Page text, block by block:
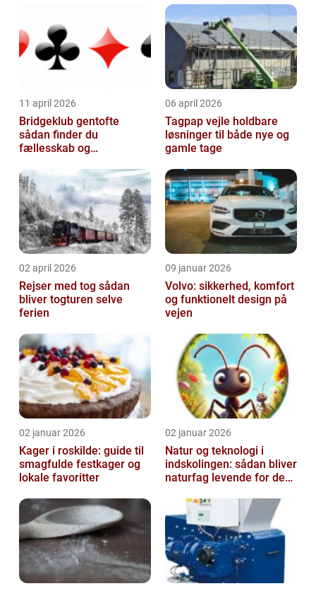
vedligeholdelse og værdi. Om du er ny
huse...
11 april 2026
Bridgeklub gentofte
sådan finder du
fællesskab og
06 april 2026
Tagpap vejle holdbare
løsninger til både nye og
gamle tage
02 april 2026
Rejser med tog sådan
bliver togturen selve
ferien
09 januar 2026
Volvo: sikkerhed, komfort
og funktionelt design på
vejen
02 januar 2026
Kager i roskilde: guide til
smagfulde festkager og
lokale favoritter
02 januar 2026
Natur og teknologi i
indskolingen: sådan bliver
naturfag levende for de